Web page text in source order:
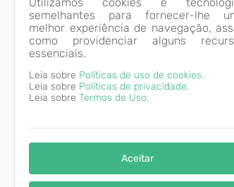
DEMONSTRATIVO DO FLUXO DE
DEMONSTRATIVO DO FLUXO DE
DEMONSTRATIVO DO FLUXO DE
DEMONSTRATIVO DO FLUXO DE
BALANÇO FINANCEIRO RPPS
BALANÇO FINANCEIRO RPPS
BALANÇO DEMONSTRAÇÕES
DEMONSTRATIVO DO FLUXO DE
DEMONSTRATIVO DO FLUXO DE
DEMONSTRATIVO DO FLUXO DE
DEMONSTRATIVO DO FLUXO DE
semelhantes para fornecer-lhe
melhor experiência de navegação,
como providenciar alguns
essenciais.
Leia sobre Políticas de uso de cookies.
Leia sobre Políticas de privacidade.
Leia sobre Termos de Uso.
Aceitar